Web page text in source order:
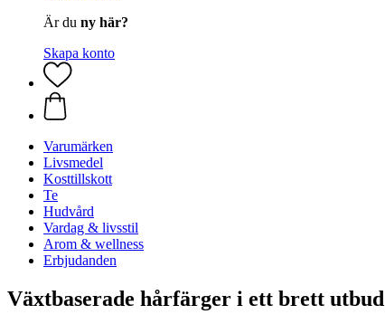
Är du ny här?
Skapa konto
Varumärken
Livsmedel
Kosttillskott
Te
Hudvård
Vardag & livsstil
Arom & wellness
Erbjudanden
Växtbaserade hårfärger i ett brett